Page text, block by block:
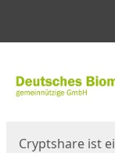
Cryptshare ist